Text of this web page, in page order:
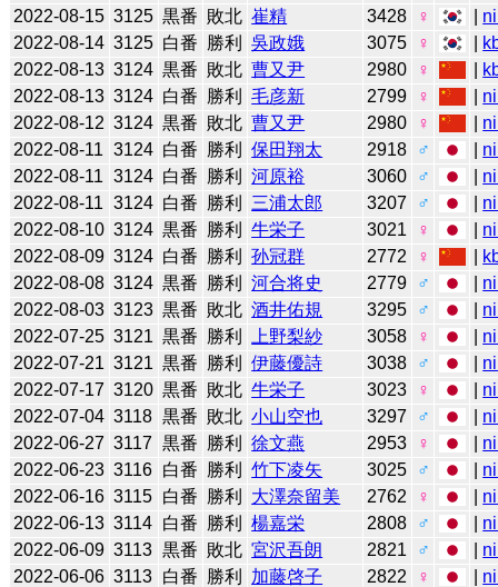
2022-08-15 3125 黒番 敗北 崔精 3428 ♀
2022-08-14 3125 白番 勝利 吳政娥 3075 ♀
2022-08-13 3124 黒番 敗北 曹又尹 2980 ♀
2022-08-13 3124 白番 勝利 毛彦新 2799 ♀
2022-08-12 3124 黒番 敗北 曹又尹 2980 ♀
2022-08-11 3124 白番 勝利 保田翔太 2918 ♂
2022-08-11 3124 白番 勝利 河原裕 3060 ♂
2022-08-11 3124 白番 勝利 三浦太郎 3207 ♂
2022-08-10 3124 黒番 勝利 牛栄子 3021 ♀
2022-08-09 3124 白番 勝利 孙冠群 2772 ♀
2022-08-08 3124 黒番 勝利 河合将史 2779 ♂
2022-08-03 3123 黒番 敗北 酒井佑規 3295 ♂
2022-07-25 3121 黒番 勝利 上野梨紗 3058 ♀
2022-07-21 3121 黒番 勝利 伊藤優詩 3038 ♂
2022-07-17 3120 黒番 敗北 牛栄子 3023 ♀
2022-07-04 3118 黒番 敗北 小山空也 3297 ♂
2022-06-27 3117 黒番 勝利 徐文燕 2953 ♀
2022-06-23 3116 白番 勝利 竹下凌矢 3025 ♂
2022-06-16 3115 白番 勝利 大澤奈留美 2762 ♀
2022-06-13 3114 白番 勝利 楊嘉栄 2808 ♂
2022-06-09 3113 黒番 敗北 宮沢吾朗 2821 ♂
2022-06-06 3113 白番 勝利 加藤啓子 2822 ♀